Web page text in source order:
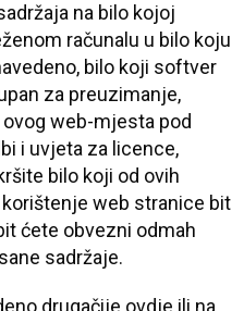
na bilo kojoj
računalu u bilo koju
bilo koji softver
za preuzimanje,
web-mjesta pod
i uvjeta za licence,
bilo koji od ovih
web stranice bit
ćete obvezni odmah
sadržaje.
drugačije ovdje ili na